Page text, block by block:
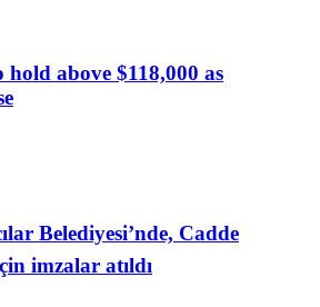
above $118,000 as
Belediyesi’nde, Cadde
imzalar atıldı